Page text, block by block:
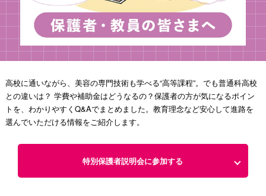
高校に通いながら、美容の専門技術も学べる“高等課程”。でも普通科高校
との違いは？ 学費や補助金はどうなるの？保護者の方が気になるポイン
トを、わかりやすくQ&Aでまとめました。教育理念など安心して進路を
選んでいただける情報をご紹介します。
特別保護者説明会に参加する